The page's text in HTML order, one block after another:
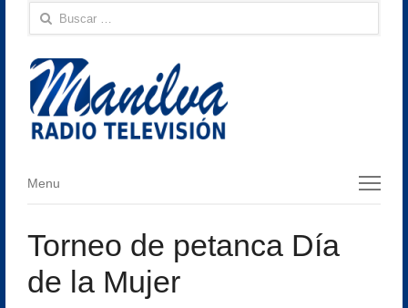
Buscar:
Menu
Menu
Torneo de petanca Día
de la Mujer